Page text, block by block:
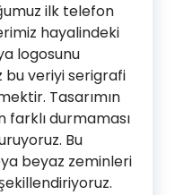
ilk telefon
hayalindeki
logosunu
bu veriyi serigrafi
Tasarımın
farklı durmaması
Bu
beyaz zeminleri